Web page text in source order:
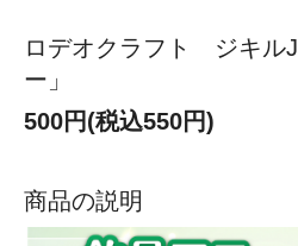
ロデオクラフト ジキル
ー」
500円(税込550円)
商品の説明